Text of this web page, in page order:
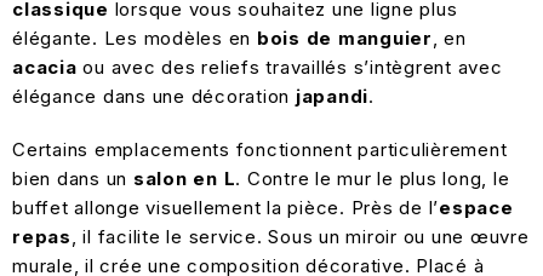
classique lorsque vous souhaitez une ligne plus
élégante. Les modèles en bois de manguier, en
acacia ou avec des reliefs travaillés s’intègrent avec
élégance dans une décoration japandi.
Certains emplacements fonctionnent particulièrement
bien dans un salon en L. Contre le mur le plus long, le
buffet allonge visuellement la pièce. Près de l’espace
repas, il facilite le service. Sous un miroir ou une œuvre
murale, il crée une composition décorative. Placé à